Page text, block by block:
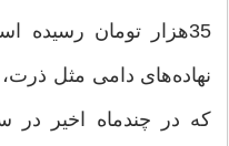
نهاده‌های دامی مثل
که در چندماه اخیر در